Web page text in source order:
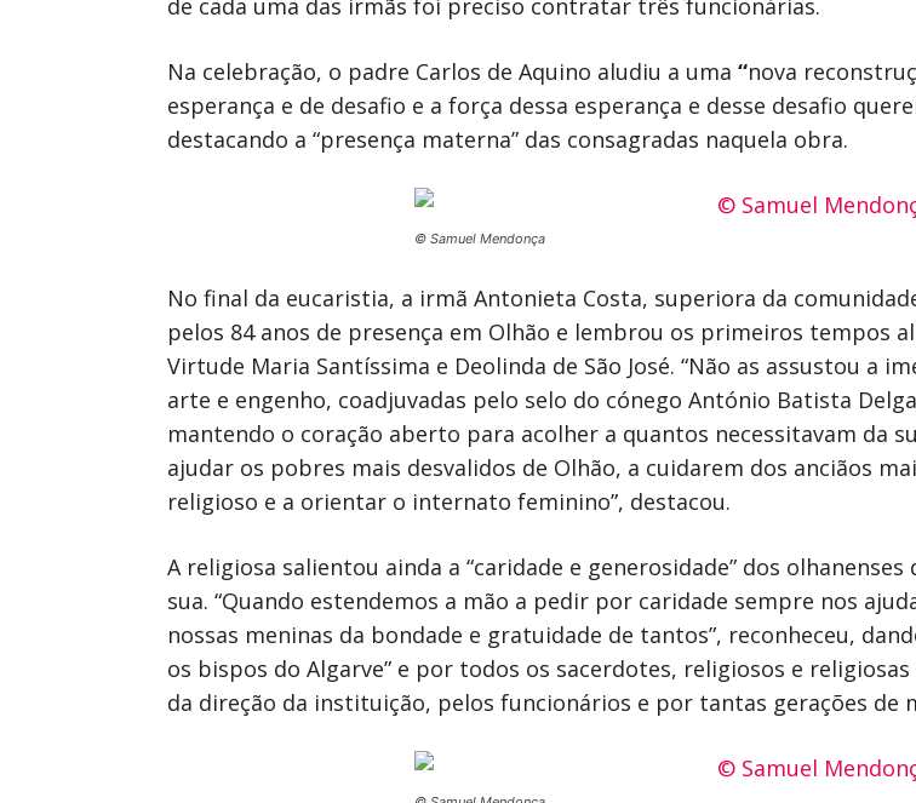
de cada uma das irmãs foi preciso contratar três funcionárias.
Na celebração, o padre Carlos de Aquino aludiu a uma “nova
esperança e de desafio e a força dessa esperança e desse desafio
destacando a “presença materna” das consagradas naquela obra.
© Samuel Mendonça
No final da eucaristia, a irmã Antonieta Costa, superiora da
pelos 84 anos de presença em Olhão e lembrou os primeiros tempos
Virtude Maria Santíssima e Deolinda de São José. “Não as assustou a
arte e engenho, coadjuvadas pelo selo do cónego António Batista
mantendo o coração aberto para acolher a quantos necessitavam da
ajudar os pobres mais desvalidos de Olhão, a cuidarem dos anciãos
religioso e a orientar o internato feminino”, destacou.
A religiosa salientou ainda a “caridade e generosidade” dos
sua. “Quando estendemos a mão a pedir por caridade sempre nos
nossas meninas da bondade e gratuidade de tantos”, reconheceu,
os bispos do Algarve” e por todos os sacerdotes, religiosos e
da direção da instituição, pelos funcionários e por tantas gerações de